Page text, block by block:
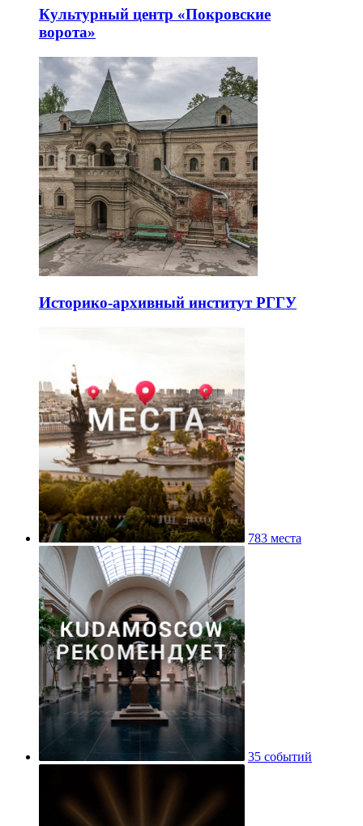
Культурный центр «Покровские
ворота»
Историко-архивный институт РГГУ
783 места
35 событий